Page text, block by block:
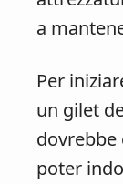
a
Per
un gilet
dovrebbe
poter